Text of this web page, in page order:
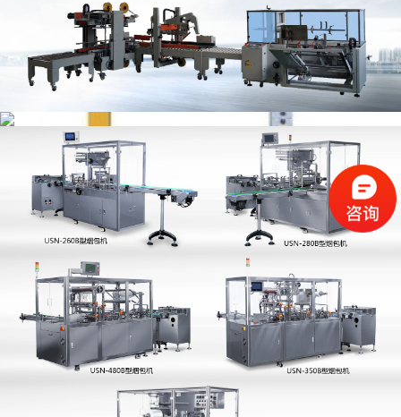
USN-KZ-Q111全自动无人化捆扎机（高台型）
技术参数：
USN-KZ-Q111